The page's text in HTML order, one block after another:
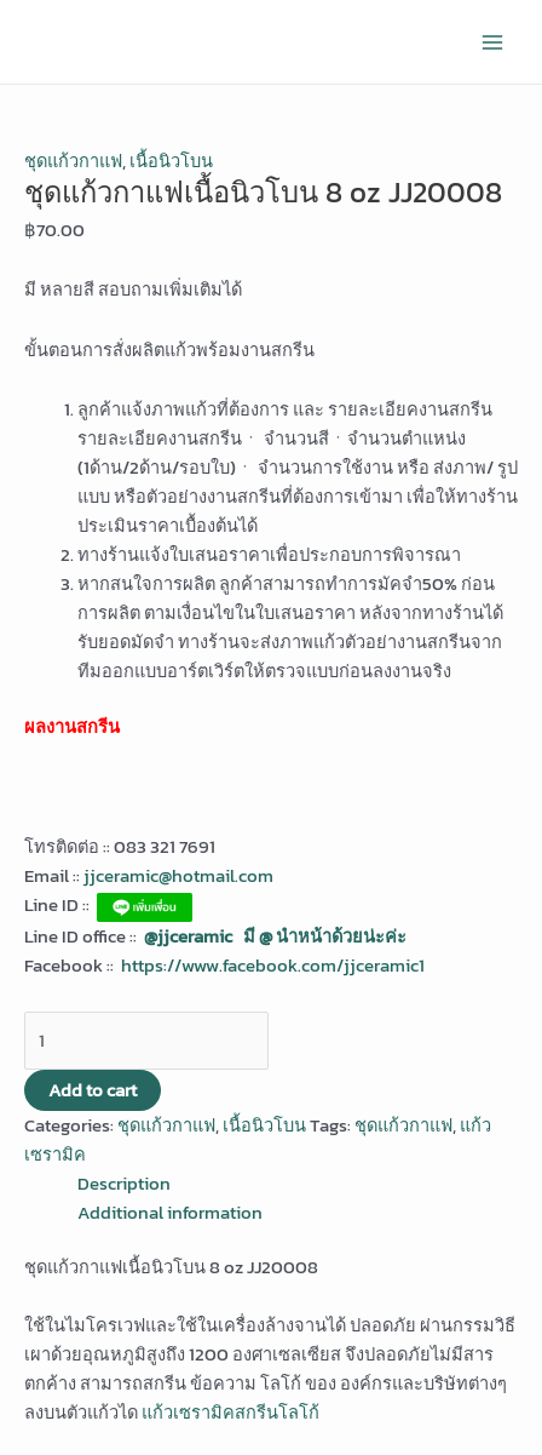
ชุดแก้วกาแฟ,เนื้อนิวโบน
ชุดแก้วกาแฟเนื้อนิวโบน 8 oz JJ20008
฿70.00
มี หลายสี สอบถามเพิ่มเติมได้
ขั้นตอนการสั่งผลิตแก้วพร้อมงานสกรีน
ลูกค้าแจ้งภาพแก้วที่ต้องการ และ รายละเอียคงานสกรีน
รายละเอียคงานสกรีนㆍ จำนวนสีㆍจำนวนตำแหน่ง
(1ด้าน/2ด้าน/รอบใบ)ㆍ จำนวนการใช้งาน หรือ ส่งภาพ/ รูป
แบบ หรือตัวอย่างงานสกรีนที่ต้องการเข้ามา เพื่อให้ทางร้าน
ประเมินราคาเบื้องต้นได้
ทางร้านแจ้งใบเสนอราคาเพื่อประกอบการพิจารณา
หากสนใจการผลิต ลูกค้าสามารถทำการมัคจำ50% ก่อน
การผลิต ตามเงื่อนไขในใบเสนอราคา หลังจากทางร้านได้
รับยอดมัดจำ ทางร้านจะส่งภาพแก้วตัวอย่างานสกรีนจาก
ทีมออกแบบอาร์ตเวิร์ตให้ตรวจแบบก่อนลงงานจริง
ผลงานสกรีน
โทรติดต่อ :: 083 321 7691
Email :: jjceramic@hotmail.com
Line ID ::
Line ID office :: @jjceramic มี @ นำหน้าด้วยน่ะค่ะ
Facebook :: https://www.facebook.com/jjceramic1
วโบน
8
oz
JJ20008
quantity
Add to cart
Categories: ชุดแก้วกาแฟ,เนื้อนิวโบนTags: ชุดแก้วกาแฟ,แก้ว
เซรามิค
Description
Additional information
ชุดแก้วกาแฟเนื้อนิวโบน 8 oz JJ20008
ใช้ในไมโครเวฟและใช้ในเครื่องล้างจานได้ ปลอดภัย ผ่านกรรมวิธี
เผาด้วยอุณหภูมิสูงถึง 1200 องศาเซลเซียส จึงปลอดภัยไม่มีสาร
ตกค้าง สามารถสกรีน ข้อความ โลโก้ ของ องค์กรและบริษัทต่างๆ
ลงบนตัวแก้วไดแก้วเซรามิคสกรีนโลโก้